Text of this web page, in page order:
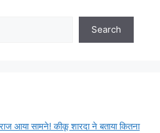
Search
आया सामने! कीकू शारदा ने बताया कितना